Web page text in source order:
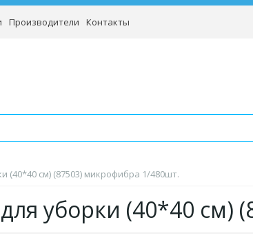
Производители Контакты
(40*40 см) (87503) микрофибра 1/480шт.
уборки (40*40 см)